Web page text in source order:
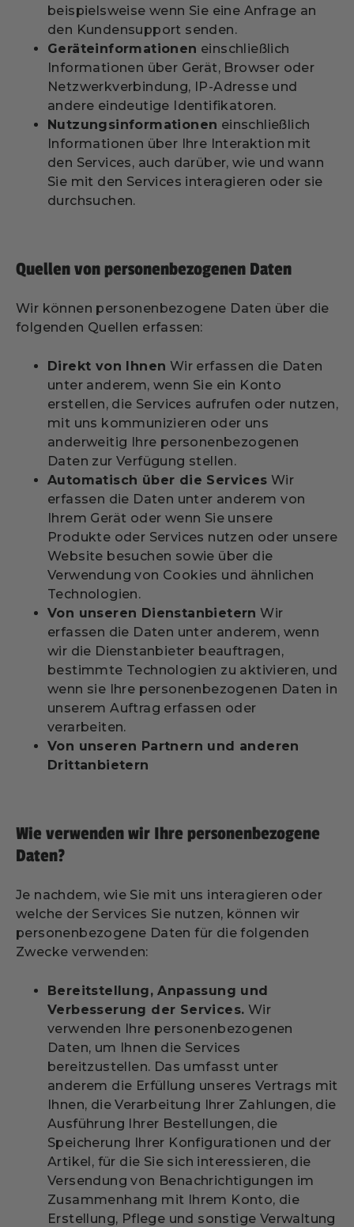
beispielsweise wenn Sie eine Anfrage an
den Kundensupport senden.
Geräteinformationen einschließlich
Informationen über Gerät, Browser oder
Netzwerkverbindung, IP-Adresse und
andere eindeutige Identifikatoren.
Nutzungsinformationen einschließlich
Informationen über Ihre Interaktion mit
den Services, auch darüber, wie und wann
Sie mit den Services interagieren oder sie
durchsuchen.
Quellen von personenbezogenen Daten
Wir können personenbezogene Daten über die
folgenden Quellen erfassen:
Direkt von Ihnen Wir erfassen die Daten
unter anderem, wenn Sie ein Konto
erstellen, die Services aufrufen oder nutzen,
mit uns kommunizieren oder uns
anderweitig Ihre personenbezogenen
Daten zur Verfügung stellen.
Automatisch über die Services Wir
erfassen die Daten unter anderem von
Ihrem Gerät oder wenn Sie unsere
Produkte oder Services nutzen oder unsere
Website besuchen sowie über die
Verwendung von Cookies und ähnlichen
Technologien.
Von unseren Dienstanbietern Wir
erfassen die Daten unter anderem, wenn
wir die Dienstanbieter beauftragen,
bestimmte Technologien zu aktivieren, und
wenn sie Ihre personenbezogenen Daten in
unserem Auftrag erfassen oder
verarbeiten.
Von unseren Partnern und anderen
Drittanbietern
Wie verwenden wir Ihre personenbezogene
Daten?
Je nachdem, wie Sie mit uns interagieren oder
welche der Services Sie nutzen, können wir
personenbezogene Daten für die folgenden
Zwecke verwenden:
Bereitstellung, Anpassung und
Verbesserung der Services. Wir
verwenden Ihre personenbezogenen
Daten, um Ihnen die Services
bereitzustellen. Das umfasst unter
anderem die Erfüllung unseres Vertrags mit
Ihnen, die Verarbeitung Ihrer Zahlungen, die
Ausführung Ihrer Bestellungen, die
Speicherung Ihrer Konfigurationen und der
Artikel, für die Sie sich interessieren, die
Versendung von Benachrichtigungen im
Zusammenhang mit Ihrem Konto, die
Erstellung, Pflege und sonstige Verwaltung